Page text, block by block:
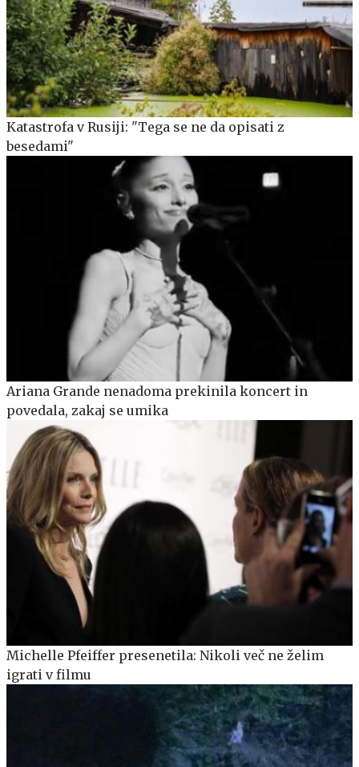
Katastrofa v Rusiji: "Tega se ne da opisati z
besedami"
Ariana Grande nenadoma prekinila koncert in
povedala, zakaj se umika
Michelle Pfeiffer presenetila: Nikoli več ne želim
igrati v filmu